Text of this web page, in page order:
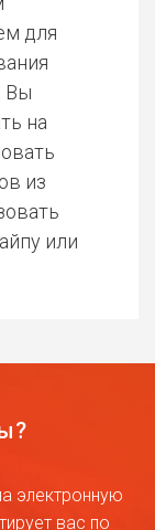
для
Вы
на
из
или
электронную
вас по